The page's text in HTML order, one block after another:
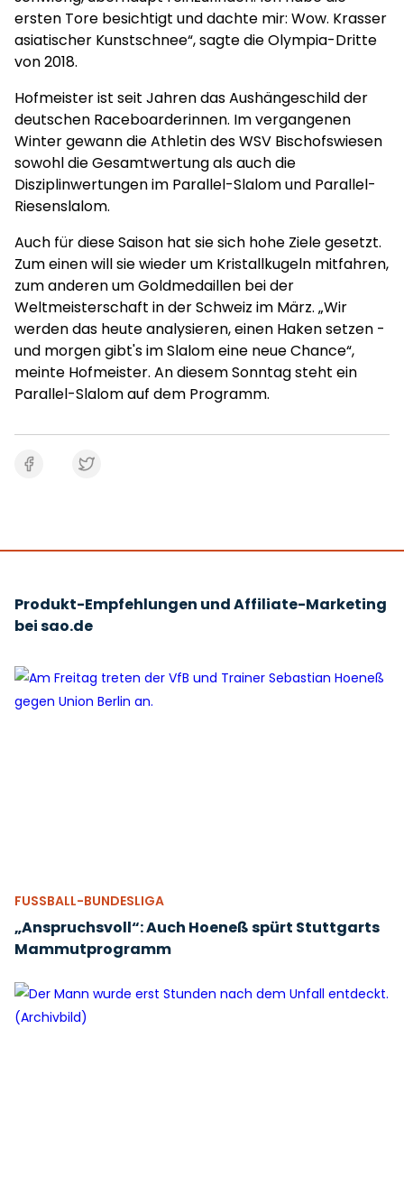
ersten Tore besichtigt und dachte mir: Wow. Krasser
asiatischer Kunstschnee“, sagte die Olympia-Dritte
von 2018.
Hofmeister ist seit Jahren das Aushängeschild der
deutschen Raceboarderinnen. Im vergangenen
Winter gewann die Athletin des WSV Bischofswiesen
sowohl die Gesamtwertung als auch die
Disziplinwertungen im Parallel-Slalom und Parallel-
Riesenslalom.
Auch für diese Saison hat sie sich hohe Ziele gesetzt.
Zum einen will sie wieder um Kristallkugeln mitfahren,
zum anderen um Goldmedaillen bei der
Weltmeisterschaft in der Schweiz im März. „Wir
werden das heute analysieren, einen Haken setzen -
und morgen gibt's im Slalom eine neue Chance“,
meinte Hofmeister. An diesem Sonntag steht ein
Parallel-Slalom auf dem Programm.
Produkt-Empfehlungen und Affiliate-Marketing
bei sao.de
FUSSBALL-BUNDESLIGA
„Anspruchsvoll“: Auch Hoeneß spürt Stuttgarts
Mammutprogramm